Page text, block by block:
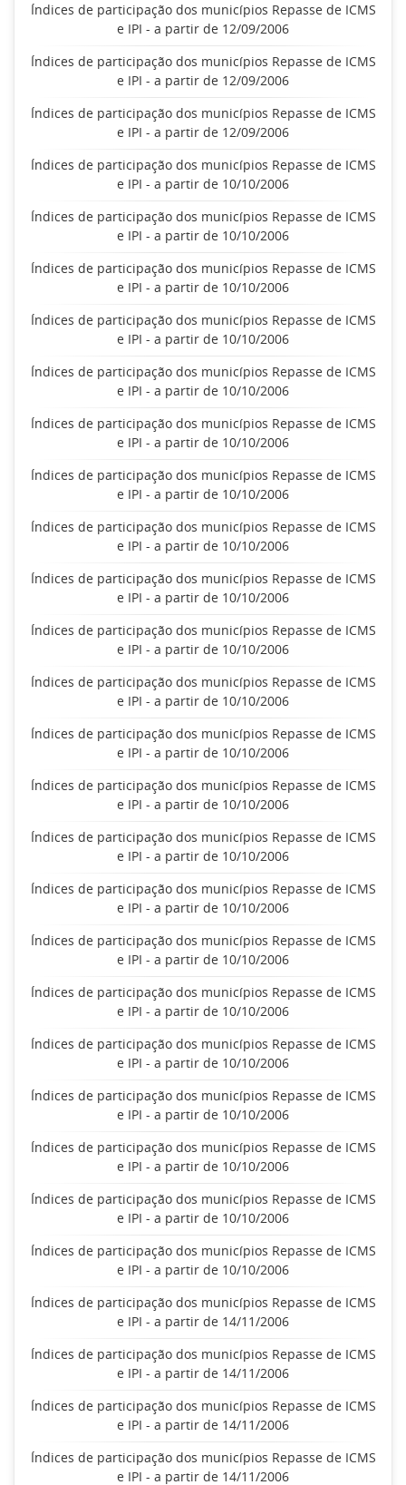
Índices de participação dos municípios Repasse de ICMS
e IPI - a partir de 12/09/2006
Índices de participação dos municípios Repasse de ICMS
e IPI - a partir de 12/09/2006
Índices de participação dos municípios Repasse de ICMS
e IPI - a partir de 12/09/2006
Índices de participação dos municípios Repasse de ICMS
e IPI - a partir de 10/10/2006
Índices de participação dos municípios Repasse de ICMS
e IPI - a partir de 10/10/2006
Índices de participação dos municípios Repasse de ICMS
e IPI - a partir de 10/10/2006
Índices de participação dos municípios Repasse de ICMS
e IPI - a partir de 10/10/2006
Índices de participação dos municípios Repasse de ICMS
e IPI - a partir de 10/10/2006
Índices de participação dos municípios Repasse de ICMS
e IPI - a partir de 10/10/2006
Índices de participação dos municípios Repasse de ICMS
e IPI - a partir de 10/10/2006
Índices de participação dos municípios Repasse de ICMS
e IPI - a partir de 10/10/2006
Índices de participação dos municípios Repasse de ICMS
e IPI - a partir de 10/10/2006
Índices de participação dos municípios Repasse de ICMS
e IPI - a partir de 10/10/2006
Índices de participação dos municípios Repasse de ICMS
e IPI - a partir de 10/10/2006
Índices de participação dos municípios Repasse de ICMS
e IPI - a partir de 10/10/2006
Índices de participação dos municípios Repasse de ICMS
e IPI - a partir de 10/10/2006
Índices de participação dos municípios Repasse de ICMS
e IPI - a partir de 10/10/2006
Índices de participação dos municípios Repasse de ICMS
e IPI - a partir de 10/10/2006
Índices de participação dos municípios Repasse de ICMS
e IPI - a partir de 10/10/2006
Índices de participação dos municípios Repasse de ICMS
e IPI - a partir de 10/10/2006
Índices de participação dos municípios Repasse de ICMS
e IPI - a partir de 10/10/2006
Índices de participação dos municípios Repasse de ICMS
e IPI - a partir de 10/10/2006
Índices de participação dos municípios Repasse de ICMS
e IPI - a partir de 10/10/2006
Índices de participação dos municípios Repasse de ICMS
e IPI - a partir de 10/10/2006
Índices de participação dos municípios Repasse de ICMS
e IPI - a partir de 10/10/2006
Índices de participação dos municípios Repasse de ICMS
e IPI - a partir de 14/11/2006
Índices de participação dos municípios Repasse de ICMS
e IPI - a partir de 14/11/2006
Índices de participação dos municípios Repasse de ICMS
e IPI - a partir de 14/11/2006
Índices de participação dos municípios Repasse de ICMS
e IPI - a partir de 14/11/2006